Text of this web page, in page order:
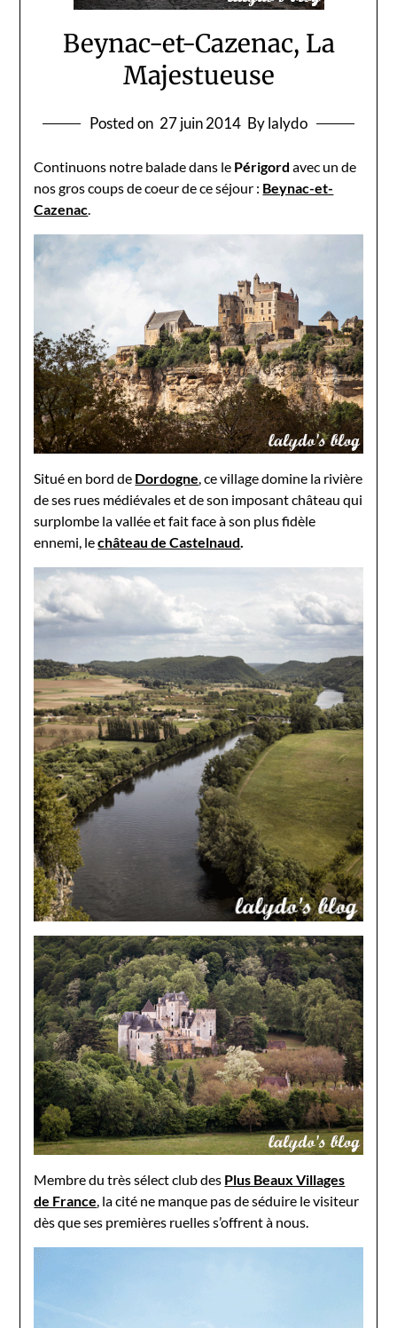
Beynac-et-Cazenac, La
Majestueuse
Posted on 27 juin 2014 By lalydo
Continuons notre balade dans le Périgord avec un de
nos gros coups de coeur de ce séjour : Beynac-et-
Cazenac.
Situé en bord de Dordogne, ce village domine la rivière
de ses rues médiévales et de son imposant château qui
surplombe la vallée et fait face à son plus fidèle
ennemi, lechâteau de Castelnaud.
Membre du très sélect club des Plus Beaux Villages
de France, la cité ne manque pas de séduire le visiteur
dès que ses premières ruelles s’offrent à nous.